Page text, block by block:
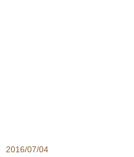
2016/07/04